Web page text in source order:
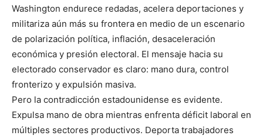
Washington endurece redadas, acelera deportaciones y
militariza aún más su frontera en medio de un escenario
de polarización política, inflación, desaceleración
económica y presión electoral. El mensaje hacia su
electorado conservador es claro: mano dura, control
fronterizo y expulsión masiva.
Pero la contradicción estadounidense es evidente.
Expulsa mano de obra mientras enfrenta déficit laboral en
múltiples sectores productivos. Deporta trabajadores